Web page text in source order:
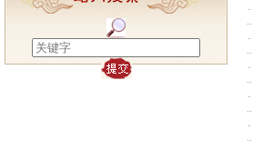
·
·
·
·
·